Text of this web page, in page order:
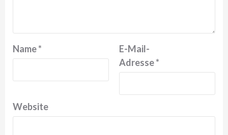
Name*
E-Mail-
Adresse*
Website